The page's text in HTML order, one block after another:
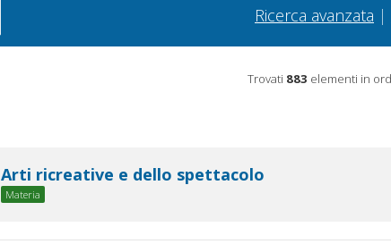
Ricerca avanzata |
Trovati 883 elementi in
Arti ricreative e dello spettacolo
Materia